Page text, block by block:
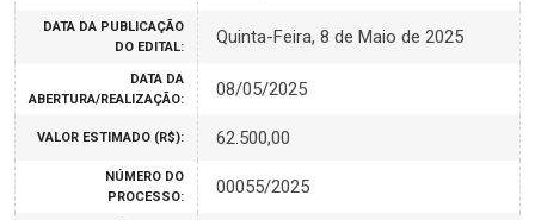
DATA DA PUBLICAÇÃO
DO EDITAL:
Quinta-Feira, 8 de Maio de 2025
DATA DA
ABERTURA/REALIZAÇÃO:
08/05/2025
VALOR ESTIMADO (R$): 62.500,00
NÚMERO DO
PROCESSO:
00055/2025